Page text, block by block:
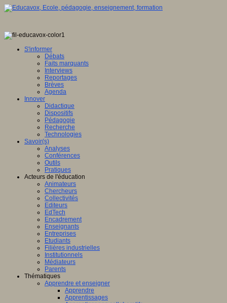
S'informer
Débats
Faits marquants
Interviews
Reportages
Brèves
Agenda
Innover
Didactique
Dispositifs
Pédagogie
Recherche
Technologies
Savoir(s)
Analyses
Conférences
Outils
Pratiques
Acteurs de l'éducation
Animateurs
Chercheurs
Collectivités
Editeurs
EdTech
Encadrement
Enseignants
Entreprises
Etudiants
Filières industrielles
Institutionnels
Médiateurs
Parents
Thématiques
Apprendre et enseigner
Apprendre
Apprentissages